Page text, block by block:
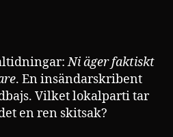
Ni äger faktiskt
. En insändarskribent
Vilket lokalparti tar
en ren skitsak?